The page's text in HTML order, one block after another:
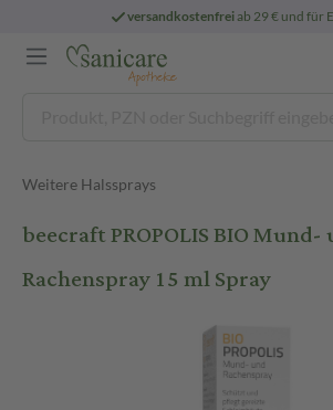
versandkostenfreiab 29 € und für
Weitere Halssprays
beecraft PROPOLIS BIO Mund-
Rachenspray 15 ml Spray